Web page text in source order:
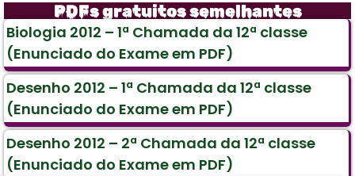
PDFs gratuitos semelhantes
Biologia 2012 – 1ª Chamada da 12ª classe
(Enunciado do Exame em PDF)
Desenho 2012 – 1ª Chamada da 12ª classe
(Enunciado do Exame em PDF)
Desenho 2012 – 2ª Chamada da 12ª classe
(Enunciado do Exame em PDF)